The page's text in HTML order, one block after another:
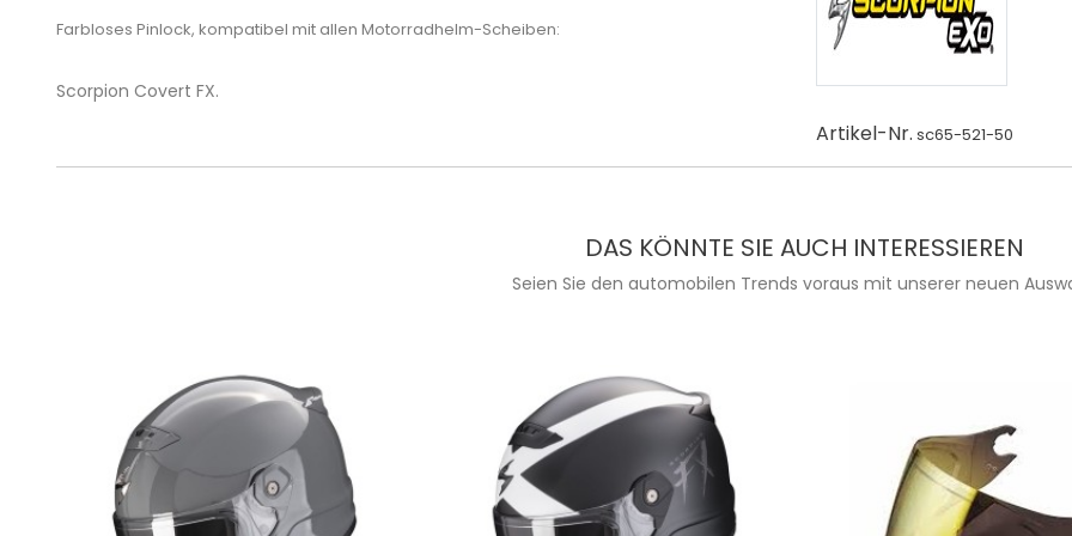
Farbloses Pinlock, kompatibel mit allen Motorradhelm-Scheiben:
Scorpion Covert FX.
Artikel-Nr. sc65-521-50
DAS KÖNNTE SIE AUCH INTERESSIEREN
Seien Sie den automobilen Trends voraus mit unserer neuen